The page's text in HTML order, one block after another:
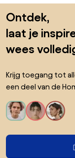
Ontdek,
laat je
wees
Krijg toegang tot
een deel van de